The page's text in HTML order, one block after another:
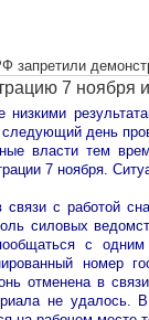
запретили
7 ноября
день
власти тем
7 ноября.
с работой
силовых
с
отменена в
не удалось.